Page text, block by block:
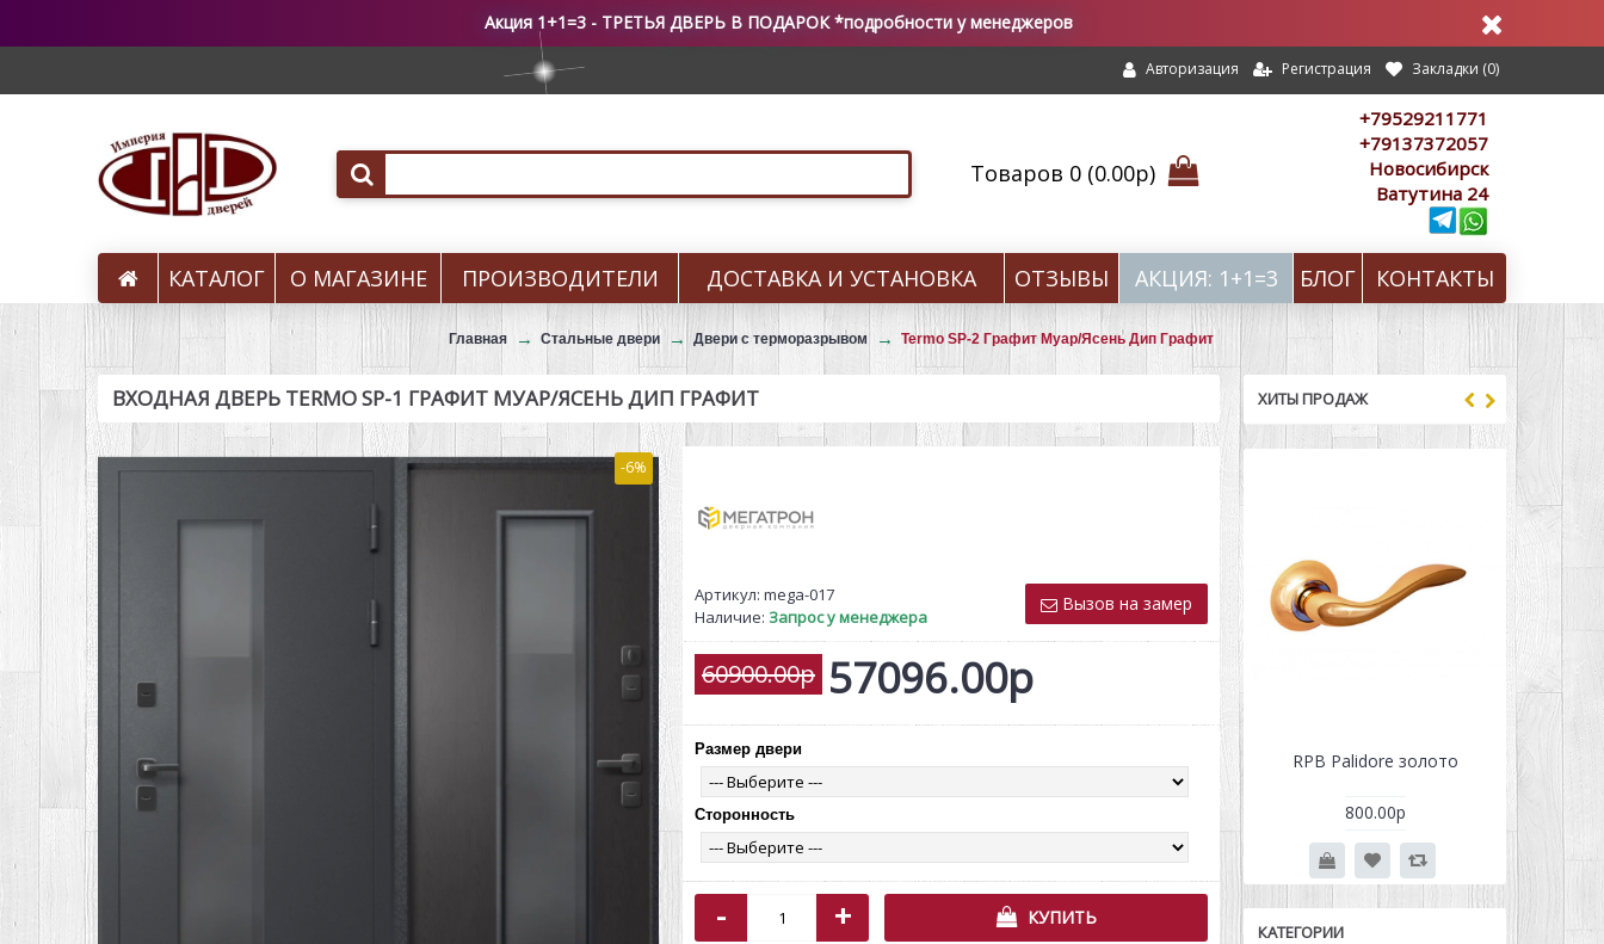
Акция 1+1=3 - ТРЕТЬЯ ДВЕРЬ В ПОДАРОК *подробности у менеджеров
Авторизация Регистрация Закладки (0)
Товаров 0 (0.00р)
+79529211771
+79137372057
Новосибирск
Ватутина 24
КАТАЛОГ О МАГАЗИНЕ ПРОИЗВОДИТЕЛИ ДОСТАВКА И УСТАНОВКА ОТЗЫВЫ АКЦИЯ: 1+1=3 БЛОГ КОНТАКТЫ
Вызов на замер
Главная Стальные двери Двери с терморазрывом Termo SP-2 Графит Муар/Ясень Дип Графит
ХИТЫ ПРОДАЖ
RUCETTI RAP 7 SN/CP белый
никель
900.00р
RPB Palidore золото
800.00р
Рио
КАТЕГОРИИ
ВХОДНАЯ ДВЕРЬ TERMO SP-1 ГРАФИТ МУАР/ЯСЕНЬ ДИП ГРАФИТ
-6%
Вызов на замер
Артикул: mega-017
Наличие: Запрос у менеджера
60900.00р 57096.00р
Размер двери
Сторонность
- + КУПИТЬ